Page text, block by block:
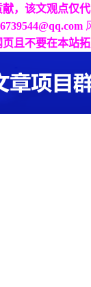
，该文观点仅
且不要在本站